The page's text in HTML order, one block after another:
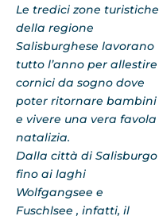
Le tredici zone turistiche
della regione
Salisburghese lavorano
tutto l’anno per allestire
cornici da sogno dove
poter ritornare bambini
e vivere una vera favola
natalizia.
Dalla città di Salisburgo
fino ai laghi
Wolfgangsee e
Fuschlsee , infatti, il